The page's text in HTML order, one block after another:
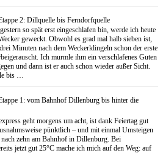
2: Dillquelle bis Ferndorfquelle
so spät erst eingeschlafen bin, werde ich heute
geweckt. Obwohl es grad mal halb sieben ist,
Minuten nach dem Weckerklingeln schon der erste
Ich murmle ihm ein verschlafenes Guten
und dann ist er auch schon wieder außer Sicht.
bis …
1: vom Bahnhof Dillenburg bis hinter die
geht morgens um acht, ist dank Feiertag gut
pünktlich – und mit einmal Umsteigen
zehn am Bahnhof in Dillenburg. Bei
jetzt gut 25°C mache ich mich auf den Weg: auf